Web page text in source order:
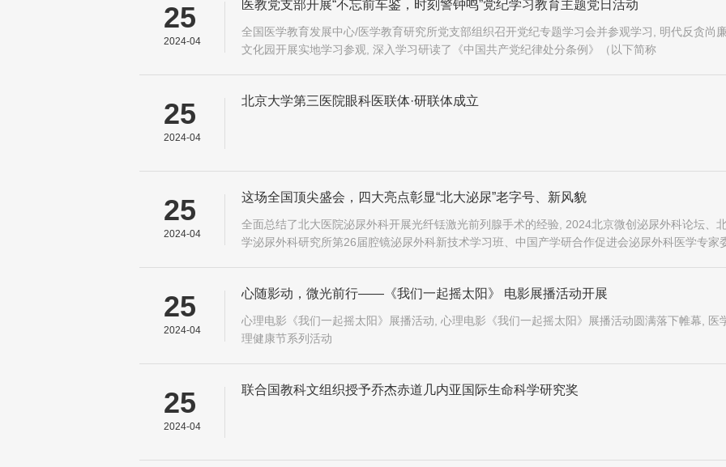
25
2024-04
医教党支部开展“不忘前车鉴，时刻警钟鸣”党纪学习教育主题党日活动
全国医学教育发展中心/医学教育研究所党支部组织召开党纪专题学习会并参观学习, 明代反贪尚
文化园开展实地学习参观, 深入学习研读了《中国共产党纪律处分条例》（以下简称
25
2024-04
北京大学第三医院眼科医联体·研联体成立
25
2024-04
这场全国顶尖盛会，四大亮点彰显“北大泌尿”老字号、新风貌
全面总结了北大医院泌尿外科开展光纤铥激光前列腺手术的经验, 2024北京微创泌尿外科论坛、
学泌尿外科研究所第26届腔镜泌尿外科新技术学习班、中国产学研合作促进会泌尿外科医学专家
25
2024-04
心随影动，微光前行——《我们一起摇太阳》 电影展播活动开展
心理电影《我们一起摇太阳》展播活动, 心理电影《我们一起摇太阳》展播活动圆满落下帷幕, 医
理健康节系列活动
25
2024-04
联合国教科文组织授予乔杰赤道几内亚国际生命科学研究奖